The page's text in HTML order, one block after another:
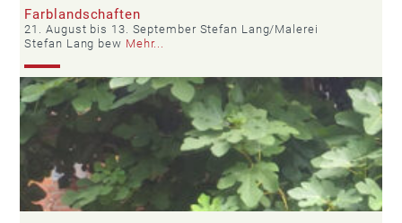
Farblandschaften
21. August bis 13. September Stefan Lang/Malerei
Stefan Lang bew Mehr...